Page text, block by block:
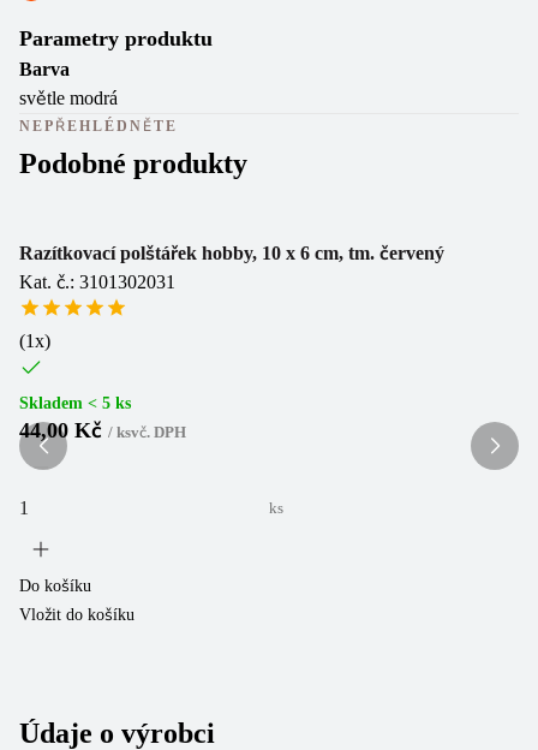
Parametry produktu
Barva
světle modrá
NEPŘEHLÉDNĚTE
Podobné produkty
Razítkovací polštářek hobby, 10 x 6 cm, tm. červený
Kat. č.: 3101302031
(1x)
Skladem < 5 ks
44,00 Kč / ksvč. DPH
ks
Do košíku
Vložit do košíku
Údaje o výrobci